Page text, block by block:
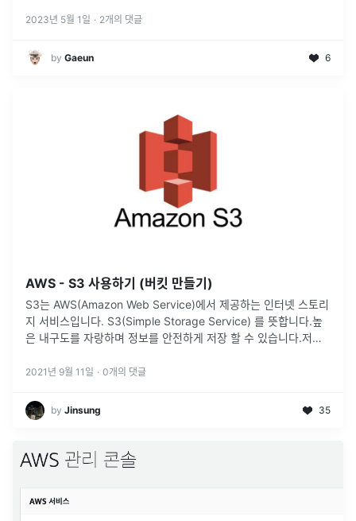
2023년 5월 1일 · 2개의 댓글
by Gaeun 6
AWS - S3 사용하기 (버킷 만들기)
S3는 AWS(Amazon Web Service)에서 제공하는 인터넷 스토리
지 서비스입니다. S3(Simple Storage Service) 를 뜻합니다.높
은 내구도를 자랑하며 정보를 안전하게 저장 할 수 있습니다.저렴
2021년 9월 11일 · 0개의 댓글
by Jinsung 35